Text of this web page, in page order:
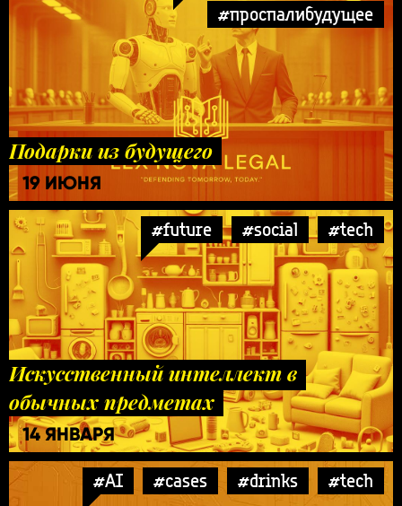
#проспалибудущее
Подарки из будущего
19 ИЮНЯ
#future #social #tech
Искусственный интеллект в
обычных предметах
14 ЯНВАРЯ
#AI #cases #drinks #tech